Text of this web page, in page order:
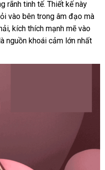
đặt
chỉ
rãnh tinh tếmới
nhất
. Thiết kế này
vào bên trong âm đạo sửa
chữa
mà
thanh
lý
, kích thích mạnh mẽ vào
nguồn khoái cảm lớn nhất